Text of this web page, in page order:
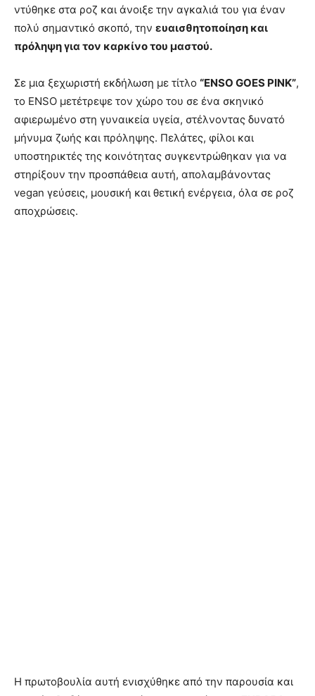
ντύθηκε στα ροζ και άνοιξε την αγκαλιά του για έναν
πολύ σημαντικό σκοπό, την ευαισθητοποίηση και
πρόληψη για τον καρκίνο του μαστού.
Σε μια ξεχωριστή εκδήλωση με τίτλο “ENSO GOES PINK”,
το ENSO μετέτρεψε τον χώρο του σε ένα σκηνικό
αφιερωμένο στη γυναικεία υγεία, στέλνοντας δυνατό
μήνυμα ζωής και πρόληψης. Πελάτες, φίλοι και
υποστηρικτές της κοινότητας συγκεντρώθηκαν για να
στηρίξουν την προσπάθεια αυτή, απολαμβάνοντας
vegan γεύσεις, μουσική και θετική ενέργεια, όλα σε ροζ
αποχρώσεις.
Η πρωτοβουλία αυτή ενισχύθηκε από την παρουσία και